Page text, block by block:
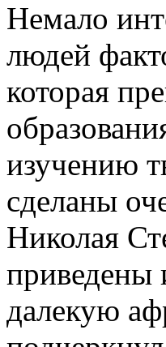
Немало
людей
которая
изучению
сделаны
Николая
приведены
далекую